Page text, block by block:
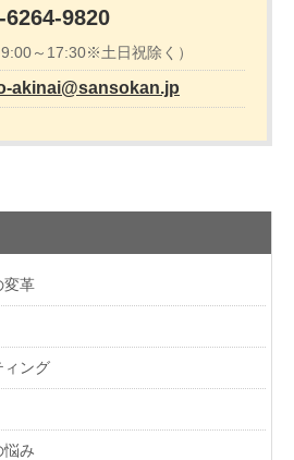
6264-9820
9:00～17:30※土日祝除く）
akinai@sansokan.jp
変革
ィング
悩み